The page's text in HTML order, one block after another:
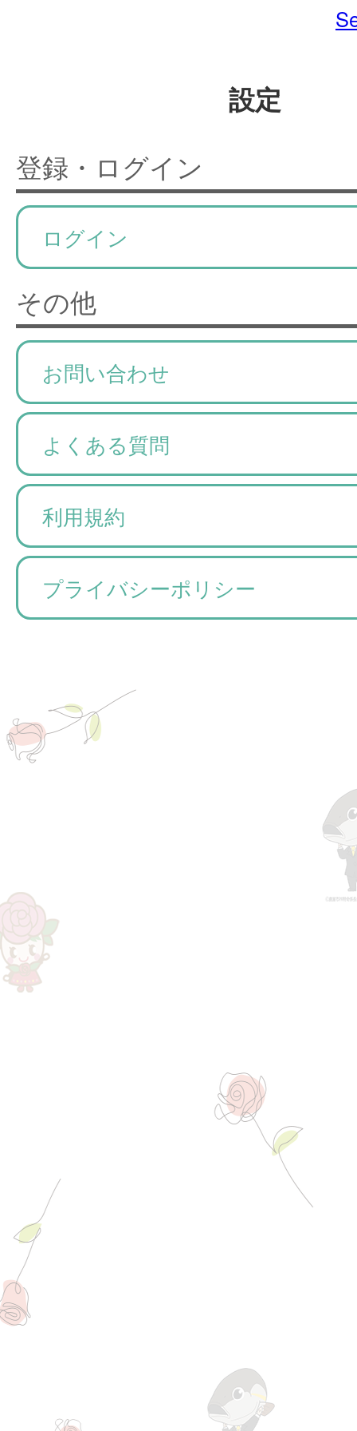
設定
登録・ログイン
ログイン
その他
お問い合わせ
よくある質問
利用規約
プライバシーポリシー